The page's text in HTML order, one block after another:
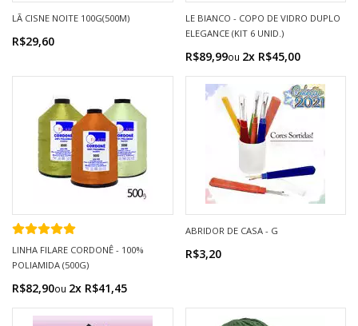
LÃ CISNE NOITE 100G(500M)
R$29,60
LE BIANCO - COPO DE VIDRO DUPLO
ELEGANCE (KIT 6 UNID.)
R$89,99 2x R$45,00
LINHA FILARE CORDONÊ - 100%
POLIAMIDA (500G)
R$82,90 2x R$41,45
ABRIDOR DE CASA - G
R$3,20